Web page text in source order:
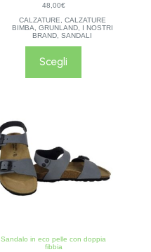
48,00€
CALZATURE
CALZATURE
BIMBA
GRUNLAND, I NOSTRI
BRAND ,SANDALI
Scegli
Sandalo in eco pelle con doppia
fibbia